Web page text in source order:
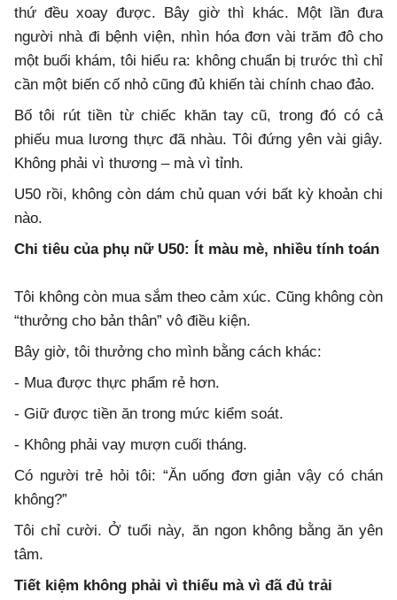
thứ đều xoay được. Bây giờ thì khác. Một lần đưa
người nhà đi bệnh viện, nhìn hóa đơn vài trăm đô cho
một buổi khám, tôi hiểu ra: không chuẩn bị trước thì chỉ
cần một biến cố nhỏ cũng đủ khiến tài chính chao đảo.
Bố tôi rút tiền từ chiếc khăn tay cũ, trong đó có cả
phiếu mua lương thực đã nhàu. Tôi đứng yên vài giây.
Không phải vì thương – mà vì tỉnh.
U50 rồi, không còn dám chủ quan với bất kỳ khoản chi
nào.
Chi tiêu của phụ nữ U50: Ít màu mè, nhiều tính toán
Tôi không còn mua sắm theo cảm xúc. Cũng không còn
“thưởng cho bản thân” vô điều kiện.
Bây giờ, tôi thưởng cho mình bằng cách khác:
- Mua được thực phẩm rẻ hơn.
- Giữ được tiền ăn trong mức kiểm soát.
- Không phải vay mượn cuối tháng.
Có người trẻ hỏi tôi: “Ăn uống đơn giản vậy có chán
không?”
Tôi chỉ cười. Ở tuổi này, ăn ngon không bằng ăn yên
tâm.
Tiết kiệm không phải vì thiếu mà vì đã đủ trải